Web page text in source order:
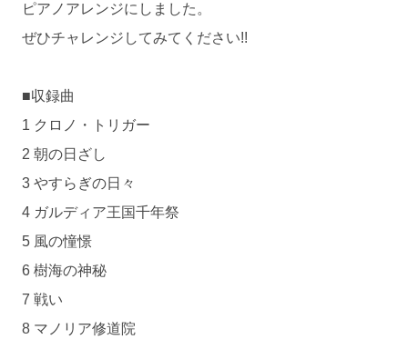
ピアノアレンジにしました。
ぜひチャレンジしてみてください!!
■収録曲
1 クロノ・トリガー
2 朝の日ざし
3 やすらぎの日々
4 ガルディア王国千年祭
5 風の憧憬
6 樹海の神秘
7 戦い
8 マノリア修道院